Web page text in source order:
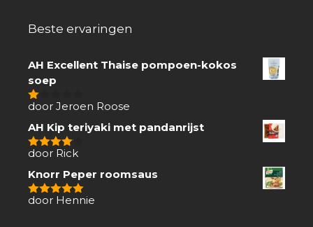
Beste ervaringen
AH Excellent Thaise pompoen-kokos
soep
1
5
door Jeroen Roose
AH Kip teriyaki met pandanrijst
4van 5
door Rick
Knorr Peper roomsaus
5van 5
door Hennie